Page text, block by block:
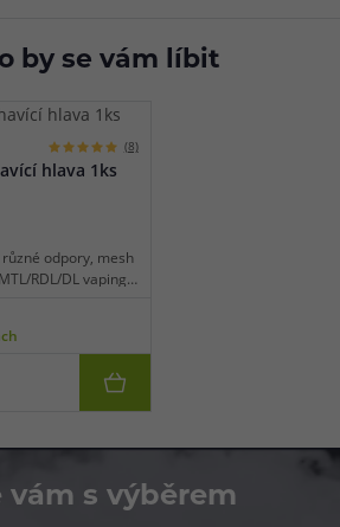
by se vám líbit
(8)
hlava 1ks
odpory, mesh
RDL/DL vaping,
vám s výběrem